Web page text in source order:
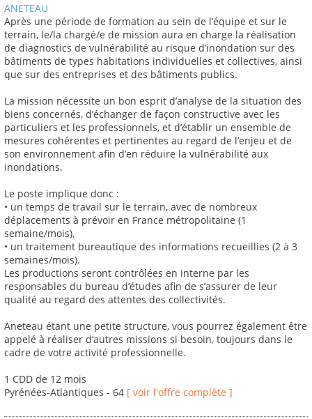
ANETEAU
Après une période de formation au sein de l’équipe et sur le
terrain, le/la chargé/e de mission aura en charge la réalisation
de diagnostics de vulnérabilité au risque d’inondation sur des
bâtiments de types habitations individuelles et collectives, ainsi
que sur des entreprises et des bâtiments publics.
La mission nécessite un bon esprit d’analyse de la situation des
biens concernés, d’échanger de façon constructive avec les
particuliers et les professionnels, et d’établir un ensemble de
mesures cohérentes et pertinentes au regard de l’enjeu et de
son environnement afin d’en réduire la vulnérabilité aux
inondations.
Le poste implique donc :
• un temps de travail sur le terrain, avec de nombreux
déplacements à prévoir en France métropolitaine (1
semaine/mois),
• un traitement bureautique des informations recueillies (2 à 3
semaines/mois).
Les productions seront contrôlées en interne par les
responsables du bureau d’études afin de s’assurer de leur
qualité au regard des attentes des collectivités.
Aneteau étant une petite structure, vous pourrez également être
appelé à réaliser d’autres missions si besoin, toujours dans le
cadre de votre activité professionnelle.
1 CDD de 12 mois
Pyrénées-Atlantiques - 64 [ voir l'offre complète ]